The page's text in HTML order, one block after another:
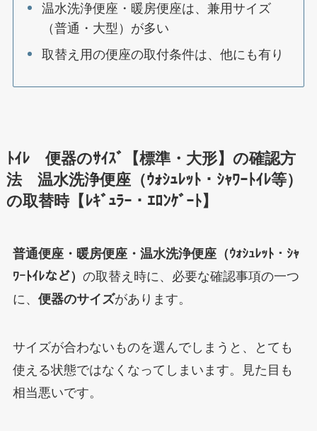
温水洗浄便座・暖房便座は、兼用サイズ
（普通・大型）が多い
取替え用の便座の取付条件は、他にも有り
ﾄｲﾚ 便器のｻｲｽﾞ【標準・大形】の確認方
法 温水洗浄便座（ｳｫｼｭﾚｯﾄ・ｼｬﾜｰﾄｲﾚ等）
の取替時【ﾚｷﾞｭﾗｰ・ｴﾛﾝｹﾞｰﾄ】
普通便座・暖房便座・温水洗浄便座（ｳｫｼｭﾚｯﾄ・ｼｬ
ﾜｰﾄｲﾚなど） の取替え時に、必要な確認事項の一つ
に、 便器のサイズがあります。
サイズが合わないものを選んでしまうと、とても
使える状態ではなくなってしまいます。見た目も
相当悪いです。